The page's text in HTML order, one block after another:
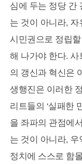
심에 두는 정당 간
는 것이 아니라,
시민권으로 정립
해 나가야 한다.
의 갱신과 혁신은
생행진은 이러한
리트들의 ‘실패한
을 좌파의 관점에
는 것이 아니라,
정치에 스스로 함